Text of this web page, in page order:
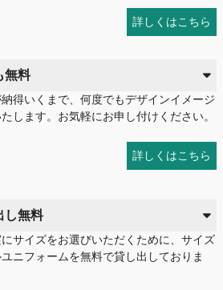
詳しくはこちら
無料
得いくまで、何度でもデザインイメージ
します。お気軽にお申し付けください。
詳しくはこちら
し無料
にサイズをお選びいただくために、サイズ
ニフォームを無料で貸し出しておりま